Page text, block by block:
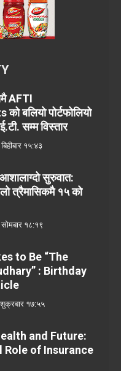
AFTI
बलियो पोर्टफोलियो
सम्म विस्तार
१५:४३
सुरुवात:
त्रैमासिकमै १५ को
१८:१९
to Be “The
: Birthday
१७:५५
and Future:
Role of Insurance